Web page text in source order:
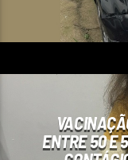
ENTRE 50 E